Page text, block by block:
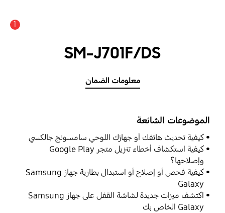
1
SM-J701F/DS
معلومات الضمان
الموضوعات الشائعة
كيفية تحديث هاتفك أو جهازك اللوحي سامسونج جالكسي
كيفية استكشاف أخطاء تنزيل متجر Google Play
وإصلاحها؟
كيفية فحص أو إصلاح أو استبدال بطارية جهاز Samsung
Galaxy
اكتشف ميزات جديدة لشاشة القفل على جهاز Samsung
Galaxy الخاص بك